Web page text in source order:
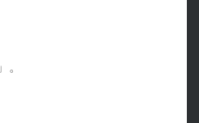
」。